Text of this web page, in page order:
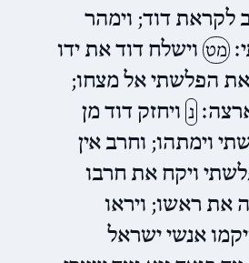
לקראת דוד; וימהר
מט וישלח דוד את ידו
את הפלשתי אל מצחו;
נ ויחזק דוד מן
וימתהו; וחרב אין
ויקח את חרבו
את ראשו; ויראו
אנשי ישראל